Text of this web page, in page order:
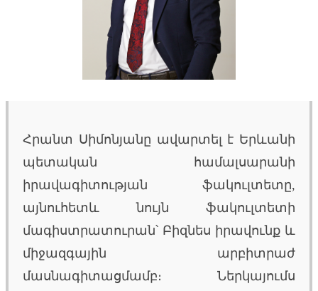
Հրանտ Սիմոնյանը ավարտել է Երևանի
պետական համալսարանի
իրավագիտության ֆակուլտետը,
այնուհետև նույն ֆակուլտետի
մագիստրատուրան՝ Բիզնես իրավունք և
միջազգային արբիտրաժ
մասնագիտացմամբ։ Ներկայումս